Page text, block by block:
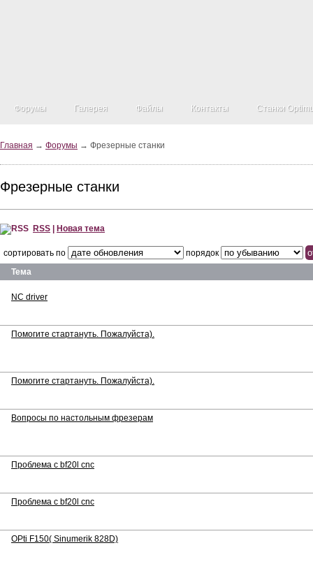
Форумы Галерея Файлы Контакты Станки
Главная → Форумы → Фрезерные станки
Фрезерные станки
RSS Новая тема
сортировать по
порядок
Тема
NC driver
Помогите стартануть. Пожалуйста).
Помогите стартануть. Пожалуйста).
Вопросы по настольным фрезерам
Проблема с bf20l cnc
Проблема с bf20l cnc
OPti F150( Sinumerik 828D)